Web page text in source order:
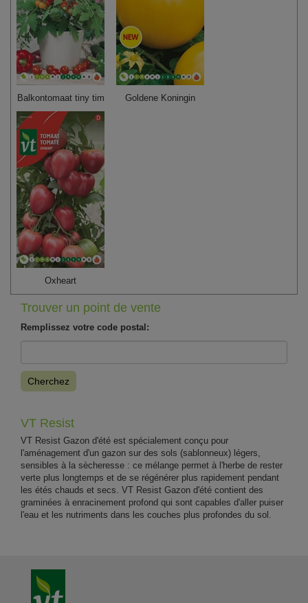
Balkontomaat tiny tim Goldene Koningin
Oxheart
Trouver un point de vente
Remplissez votre code postal:
Cherchez
VT Resist
VT Resist Gazon d'été est spécialement conçu pour
l'aménagement d'un gazon sur des sols (sablonneux) légers,
sensibles à la sècheresse : ce mélange permet à l'herbe de rester
verte plus longtemps et de se régénérer plus rapidement pendant
les étés chauds et secs. VT Resist Gazon d'été contient des
graminées à enracinement profond qui sont capables d'aller puiser
l'eau et les nutriments dans les couches plus profondes du sol.